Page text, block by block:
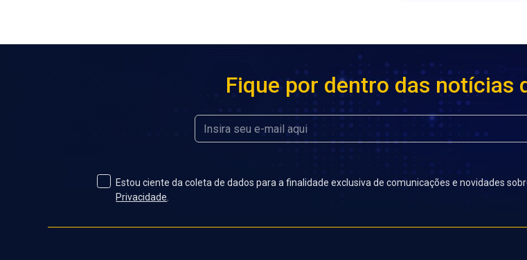
Fique por dentro das notícias
Estou ciente da coleta de dados para a finalidade exclusiva de comunicações e novidades
Privacidade